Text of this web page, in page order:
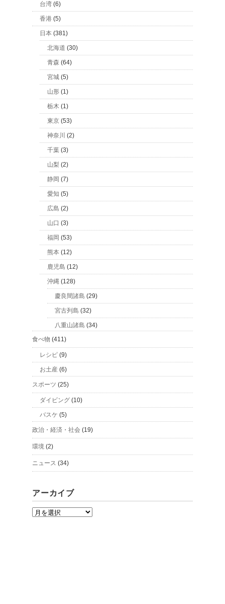
台湾 (6)
香港 (5)
日本 (381)
北海道 (30)
青森 (64)
宮城 (5)
山形 (1)
栃木 (1)
東京 (53)
神奈川 (2)
千葉 (3)
山梨 (2)
静岡 (7)
愛知 (5)
広島 (2)
山口 (3)
福岡 (53)
熊本 (12)
鹿児島 (12)
沖縄 (128)
慶良間諸島 (29)
宮古列島 (32)
八重山諸島 (34)
食べ物 (411)
レシピ (9)
お土産 (6)
スポーツ (25)
ダイビング (10)
バスケ (5)
政治・経済・社会 (19)
環境 (2)
ニュース (34)
アーカイブ
ア